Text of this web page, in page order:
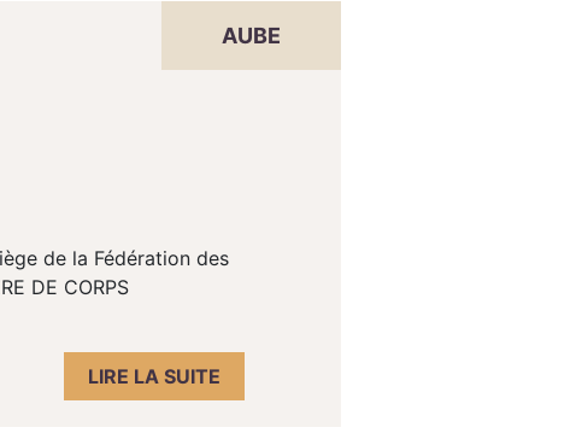
AUBE
de la Fédération des
DE CORPS
LIRE LA SUITE